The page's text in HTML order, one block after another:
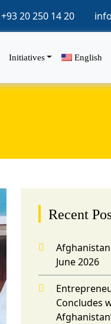
+93 20 250 14 20
Initiatives English
Recent
June 2026
Concludes